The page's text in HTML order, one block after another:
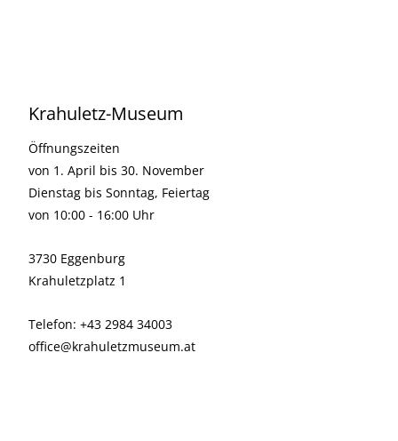
Krahuletz-Museum
Öffnungszeiten
von 1. April bis 30. November
Dienstag bis Sonntag, Feiertag
von 10:00 - 16:00 Uhr
3730 Eggenburg
Krahuletzplatz 1
Telefon: +43 2984 34003
office@krahuletzmuseum.at